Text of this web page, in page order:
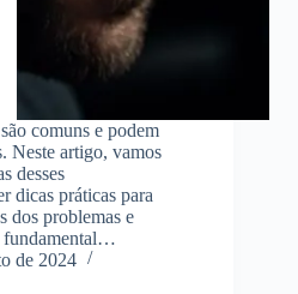
comuns e podem
Neste artigo, vamos
desses
dicas práticas para
dos problemas e
fundamental…
de 2024